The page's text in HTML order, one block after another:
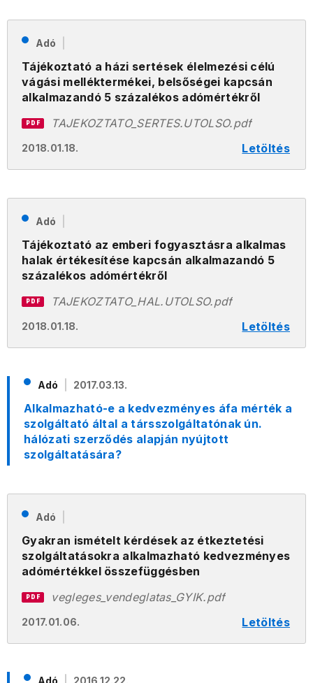
Adó
Tájékoztató a házi sertések élelmezési célú
vágási melléktermékei, belsőségei kapcsán
alkalmazandó 5 százalékos adómértékről
2018.01.18. Letöltés
PDF TAJEKOZTATO_SERTES.UTOLSO.pdf
Adó
Tájékoztató az emberi fogyasztásra alkalmas
halak értékesítése kapcsán alkalmazandó 5
százalékos adómértékről
2018.01.18. Letöltés
PDF TAJEKOZTATO_HAL.UTOLSO.pdf
Adó 2017.03.13.
Alkalmazható-e a kedvezményes áfa mérték a
szolgáltató által a társszolgáltatónak ún.
hálózati szerződés alapján nyújtott
szolgáltatására?
Adó
Gyakran ismételt kérdések az étkeztetési
szolgáltatásokra alkalmazható kedvezményes
adómértékkel összefüggésben
2017.01.06. Letöltés
PDF vegleges_vendeglatas_GYIK.pdf
Adó 2016.12.22.